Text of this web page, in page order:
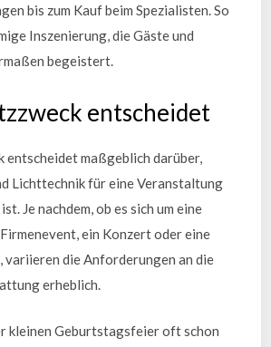
bis zum Kauf beim Spezialisten. So
Inszenierung, die Gäste und
begeistert.
entscheidet
entscheidet maßgeblich darüber,
Lichttechnik für eine Veranstaltung
Je nachdem, ob es sich um eine
ein Konzert oder eine
variieren die Anforderungen an die
erheblich.
kleinen Geburtstagsfeier oft schon